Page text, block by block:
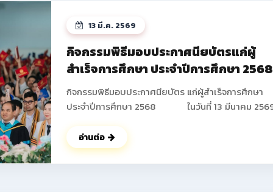
13 มี.ค. 2569
กิจกรรมพิธีมอบประกาศนียบัตรแก่ผู้
สำเร็จการศึกษา ประจำปีการศึกษา 2568
กิจกรรมพิธีมอบประกาศนียบัตร แก่ผู้สำเร็จการศึกษา
ประจำปีการศึกษา 2568 ในวันที่ 13 มีนาคม 2569
ประกาศนียบัตร แก่ผู้สำเร็จการศึกษา ประจำปีการศึกษา
2568 ซึ่งมีนักเรียน นักศึกษาที่เข้าร่วมกิจกรรมในครั้งนี้
จำนวนทั้งสิ้น 673 คน โดยมีนายปัญญา ช่างงาน ผู้อำน
อ่านต่อ